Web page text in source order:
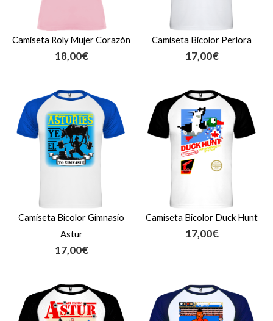
Camiseta Roly Mujer Corazón
18,00€
Camiseta Bicolor Perlora
17,00€
Camiseta Bicolor Gimnasio
Astur
17,00€
Camiseta Bicolor Duck Hunt
17,00€